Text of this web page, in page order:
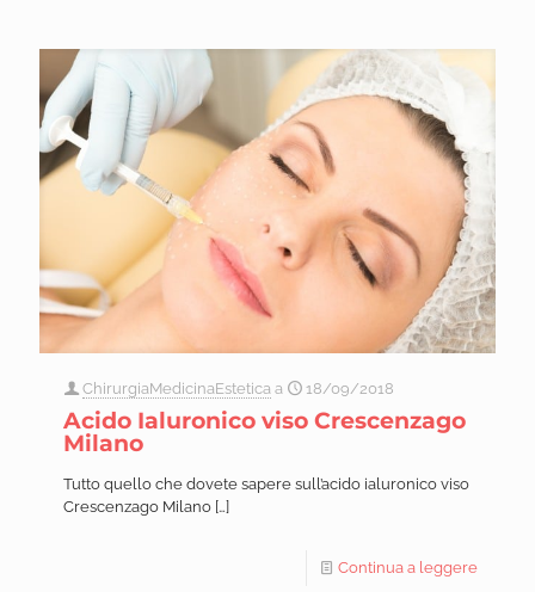
ChirurgiaMedicinaEstetica a 18/09/2018
Acido Ialuronico viso Crescenzago
Milano
Tutto quello che dovete sapere sull’acido ialuronico viso
Crescenzago Milano […]
Continua a leggere